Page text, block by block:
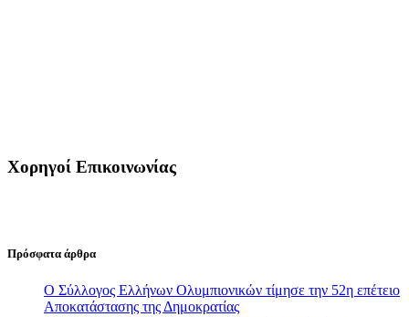
Χορηγοί Επικοινωνίας
Πρόσφατα άρθρα
Ο Σύλλογος Ελλήνων Ολυμπιονικών τίμησε την 52η επέτειο
Αποκατάστασης της Δημοκρατίας